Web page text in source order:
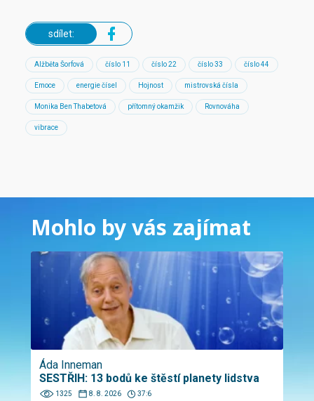
sdílet:
Alžběta Šorfová číslo 11 číslo 22 číslo 33 číslo 44
Emoce energie čísel Hojnost mistrovská čísla
Monika Ben Thabetová přítomný okamžik Rovnováha
vibrace
Mohlo by vás zajímat
Áda Inneman
SESTŘIH: 13 bodů ke štěstí planety lidstva
1325 8. 8. 2026 37:6